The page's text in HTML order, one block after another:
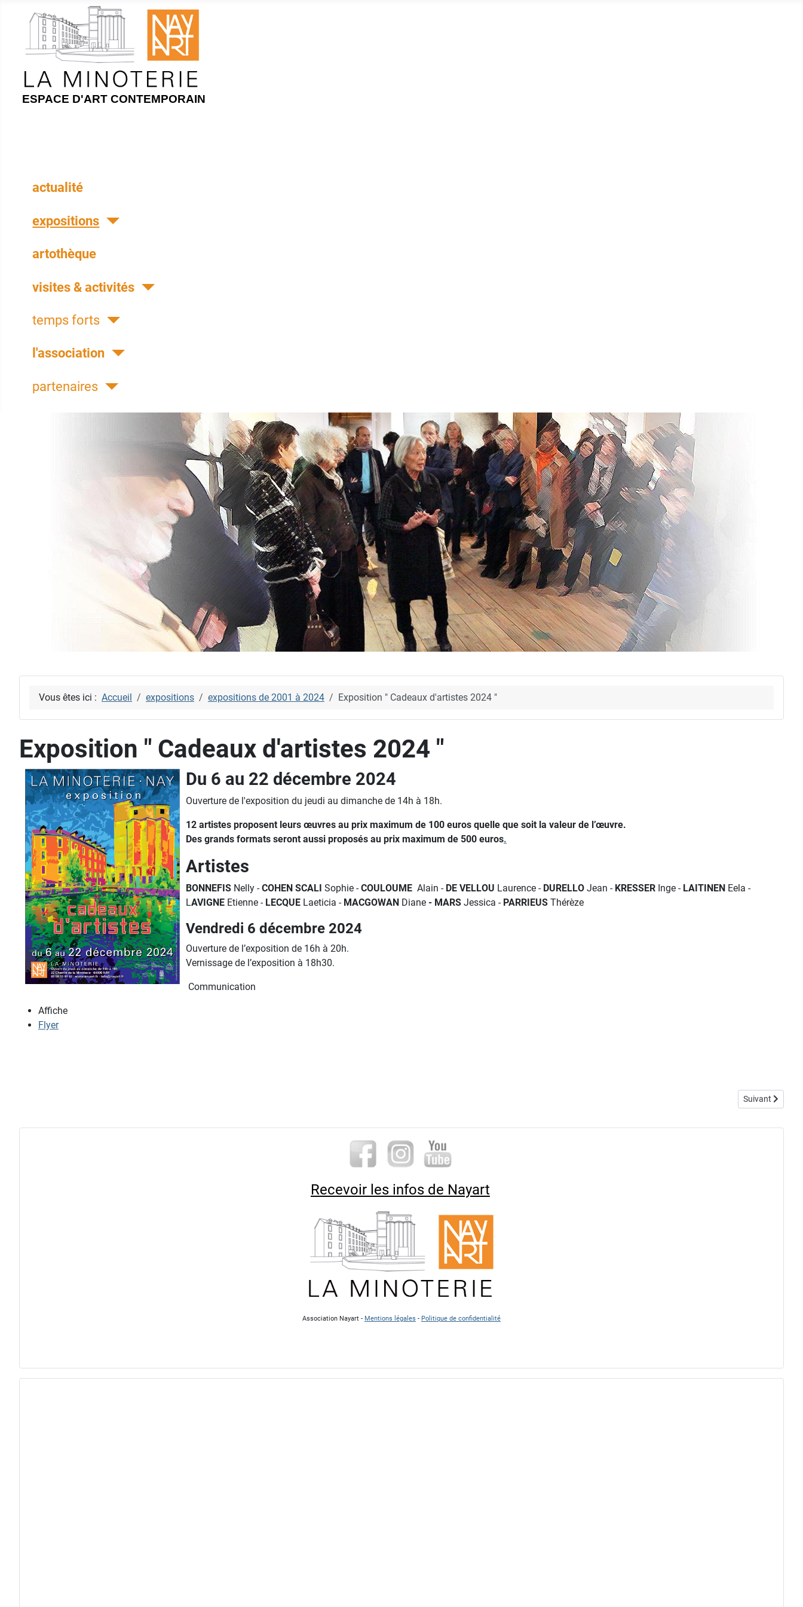
ESPACE D'ART CONTEMPORAIN
actualité
expositions
artothèque
visites & activités
temps forts
l'association
partenaires
Vous êtes ici : Accueil expositions expositions de 2001 à 2024 Exposition " Cadeaux d'artistes 2024 "
Exposition " Cadeaux d'artistes 2024 "
Du 6 au 22 décembre 2024
Ouverture de l'exposition du jeudi au dimanche de 14h à 18h.
12 artistes proposent leurs œuvres au prix maximum de 100 euros quelle que soit la valeur de l’œuvre.
Des grands formats seront aussi proposés au prix maximum de 500 euros.
Artistes
BONNEFIS Nelly -COHEN SCALI Sophie -COULOUME Alain - DE VELLOU Laurence - DURELLO Jean -KRESSER Inge - LAITINEN Eela -
LAVIGNE Etienne - LECQUE Laeticia - MACGOWAN Diane - MARS Jessica -PARRIEUS Thérèze
Vendredi 6 décembre 2024
Ouverture de l’exposition de 16h à 20h.
Vernissage de l’exposition à 18h30.
Communication
Affiche
Flyer
Article suivant :
Suivant
Recevoir les infos de Nayart
Association Nayart - Mentions légales - Politique de confidentialité